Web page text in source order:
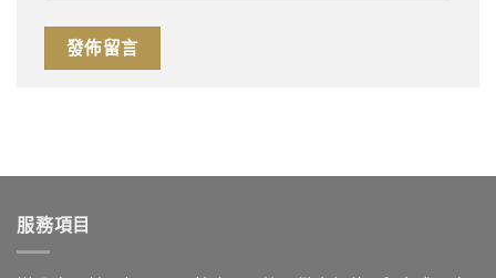
服務項目